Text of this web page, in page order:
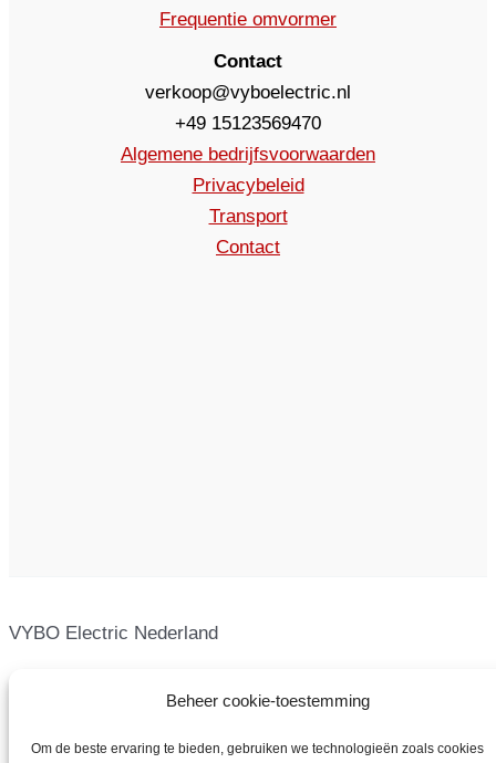
Beheer cookie-toestemming
Om de beste ervaring te bieden, gebruiken we technologieën zoals cookies
Frequentie omvormer
Contact
verkoop@vyboelectric.nl
+49 15123569470
Algemene bedrijfsvoorwaarden
Privacybeleid
Transport
Contact
VYBO Electric Nederland